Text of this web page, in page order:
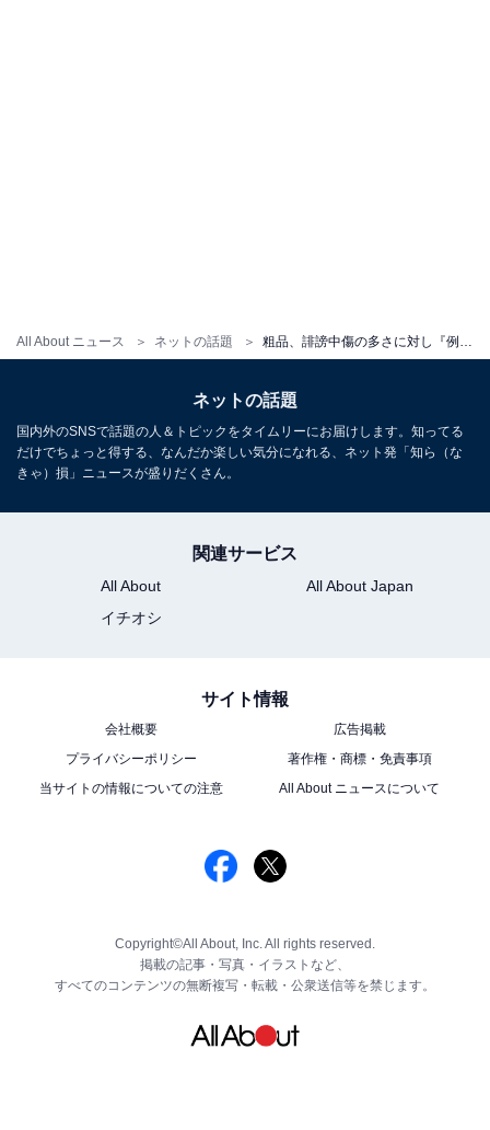
All About ニュース ネットの話題
ネットの話題
国内外のSNSで話題の人＆トピックをタイムリーにお届けします。知ってる
だけでちょっと得する、なんだか楽しい気分になれる、ネット発「知ら（な
きゃ）損」ニュースが盛りだくさん。
関連サービス
All About
All About Japan
イチオシ
サイト情報
会社概要
広告掲載
プライバシーポリシー
著作権・商標・免責事項
当サイトの情報についての注意
All About ニュースについて
Copyright©All About, Inc. All rights reserved.
掲載の記事・写真・イラストなど、
すべてのコンテンツの無断複写・転載・公衆送信等を禁じます。